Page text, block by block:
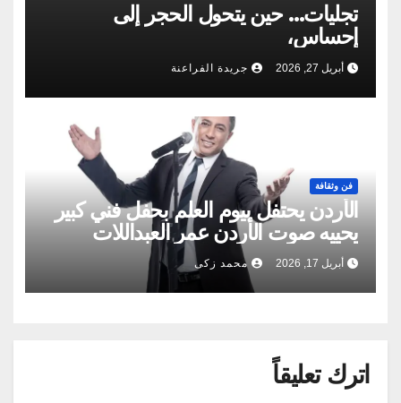
تجليات… حين يتحول الحجر إلى
إحساس،
أبريل 27, 2026 جريدة الفراعنة
فن وثقافة
الأردن يحتفل بيوم العلم بحفل فني كبير
يحييه صوت الأردن عمر العبداللات
أبريل 17, 2026 محمد زكى
اترك تعليقاً